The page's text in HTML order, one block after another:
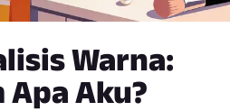
Warna:
Apa Aku?